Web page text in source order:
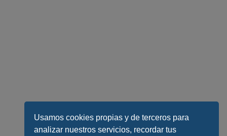
Usamos cookies propias y de terceros para
analizar nuestros servicios, recordar tus